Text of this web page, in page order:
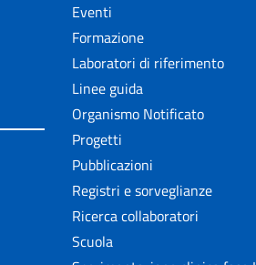
Eventi
Formazione
Laboratori di riferimento
Linee guida
Organismo Notificato
Progetti
Pubblicazioni
Registri e sorveglianze
Ricerca collaboratori
Scuola